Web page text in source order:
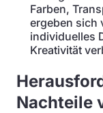
Farben,
ergeben sich
individuelles
Kreativität
Nachteile